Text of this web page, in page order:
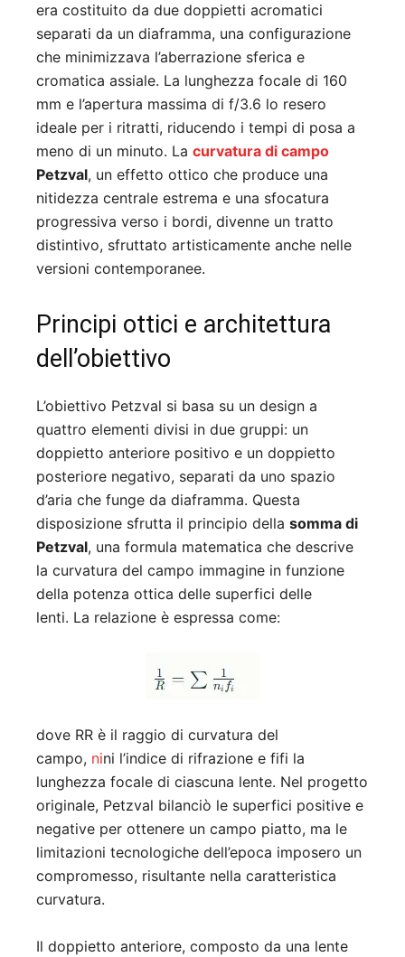
era costituito da due doppietti acromatici
separati da un diaframma, una configurazione
che minimizzava l’aberrazione sferica e
cromatica assiale. La lunghezza focale di 160
mm e l’apertura massima di f/3.6 lo resero
ideale per i ritratti, riducendo i tempi di posa a
meno di un minuto. La curvatura di campo
Petzval, un effetto ottico che produce una
nitidezza centrale estrema e una sfocatura
progressiva verso i bordi, divenne un tratto
distintivo, sfruttato artisticamente anche nelle
versioni contemporanee.
Principi ottici e architettura
dell’obiettivo
L’obiettivo Petzval si basa su un design a
quattro elementi divisi in due gruppi: un
doppietto anteriore positivo e un doppietto
posteriore negativo, separati da uno spazio
d’aria che funge da diaframma. Questa
disposizione sfrutta il principio della somma di
Petzval, una formula matematica che descrive
la curvatura del campo immagine in funzione
della potenza ottica delle superfici delle
lenti. La relazione è espressa come:
dove RR è il raggio di curvatura del
campo, nini l’indice di rifrazione e fifi la
lunghezza focale di ciascuna lente. Nel progetto
originale, Petzval bilanciò le superfici positive e
negative per ottenere un campo piatto, ma le
limitazioni tecnologiche dell’epoca imposero un
compromesso, risultante nella caratteristica
curvatura.
Il doppietto anteriore, composto da una lente